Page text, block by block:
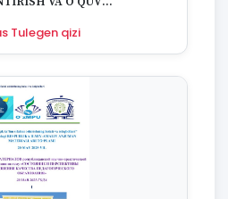
Tulegen qizi